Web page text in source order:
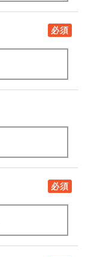
必須
必須